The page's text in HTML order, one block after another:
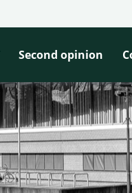
Second opinion